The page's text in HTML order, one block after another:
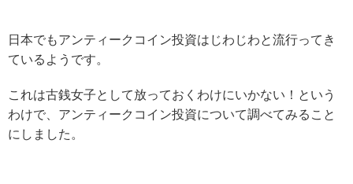
日本でもアンティークコイン投資はじわじわと流行ってき
ているようです。
これは古銭女子として放っておくわけにいかない！という
わけで、アンティークコイン投資について調べてみること
にしました。